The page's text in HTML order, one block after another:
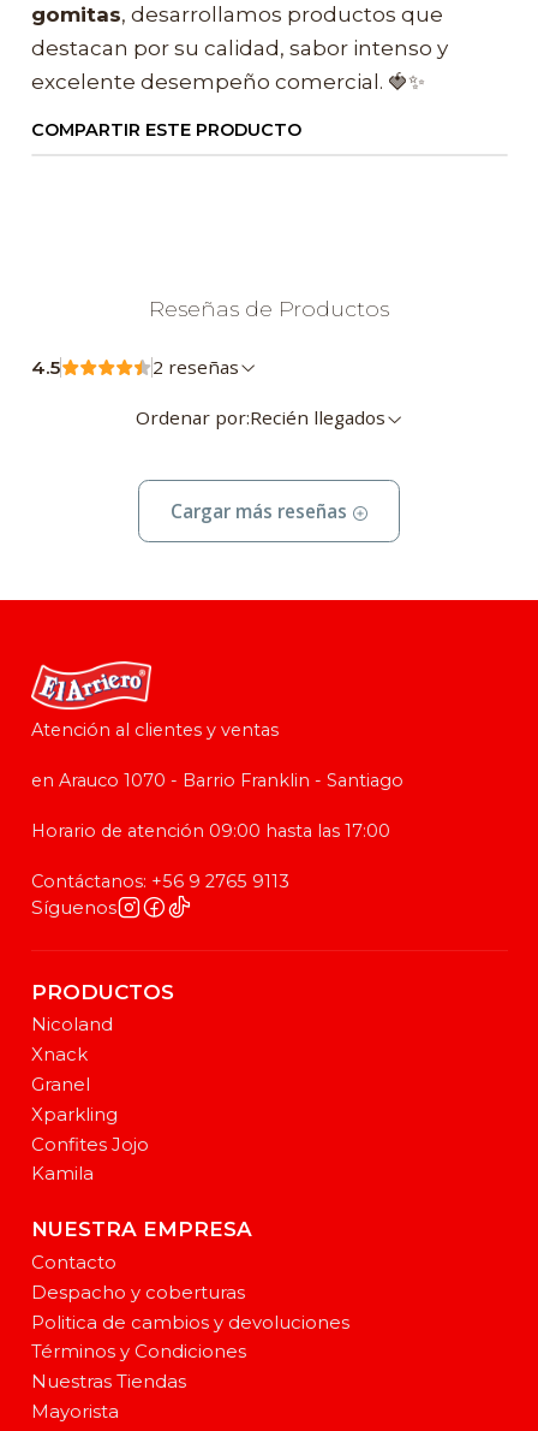
gomitas, desarrollamos productos que
destacan por su calidad, sabor intenso y
excelente desempeño comercial. 🍓✨
COMPARTIR ESTE PRODUCTO
Reseñas de Productos
4.5 2 reseñas
Ordenar por:Recién llegados
Cargar más reseñas
Atención al clientes y ventas
en Arauco 1070 - Barrio Franklin - Santiago
Horario de atención 09:00 hasta las 17:00
Contáctanos: +56 9 2765 9113
Síguenos
PRODUCTOS
Nicoland
Xnack
Granel
Xparkling
Confites Jojo
Kamila
NUESTRA EMPRESA
Contacto
Despacho y coberturas
Politica de cambios y devoluciones
Términos y Condiciones
Nuestras Tiendas
Mayorista